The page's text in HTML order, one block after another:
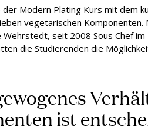
Modern Plating Kurs mit dem
vegetarischen
seit 2008 Sous Chef
die Studierenden die
ist